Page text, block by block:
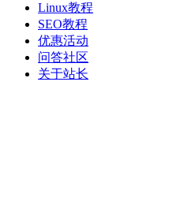
Linux教程
SEO教程
优惠活动
问答社区
关于站长